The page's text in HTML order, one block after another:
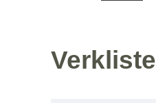
Verkliste